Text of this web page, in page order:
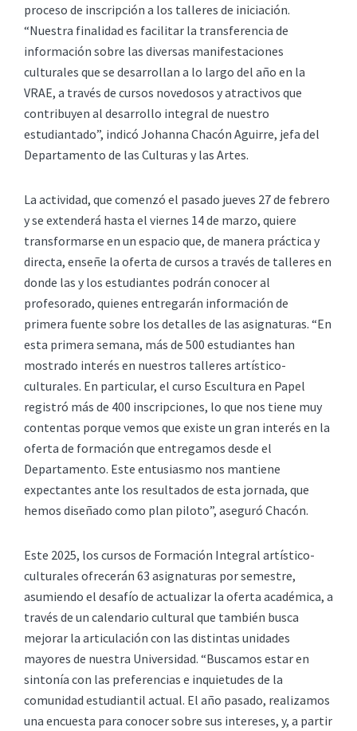
proceso de inscripción a los talleres de iniciación.
“Nuestra finalidad es facilitar la transferencia de
información sobre las diversas manifestaciones
culturales que se desarrollan a lo largo del año en la
VRAE, a través de cursos novedosos y atractivos que
contribuyen al desarrollo integral de nuestro
estudiantado”, indicó Johanna Chacón Aguirre, jefa del
Departamento de las Culturas y las Artes.
La actividad, que comenzó el pasado jueves 27 de febrero
y se extenderá hasta el viernes 14 de marzo, quiere
transformarse en un espacio que, de manera práctica y
directa, enseñe la oferta de cursos a través de talleres en
donde las y los estudiantes podrán conocer al
profesorado, quienes entregarán información de
primera fuente sobre los detalles de las asignaturas. “En
esta primera semana, más de 500 estudiantes han
mostrado interés en nuestros talleres artístico-
culturales. En particular, el curso Escultura en Papel
registró más de 400 inscripciones, lo que nos tiene muy
contentas porque vemos que existe un gran interés en la
oferta de formación que entregamos desde el
Departamento. Este entusiasmo nos mantiene
expectantes ante los resultados de esta jornada, que
hemos diseñado como plan piloto”, aseguró Chacón.
Este 2025, los cursos de Formación Integral artístico-
culturales ofrecerán 63 asignaturas por semestre,
asumiendo el desafío de actualizar la oferta académica, a
través de un calendario cultural que también busca
mejorar la articulación con las distintas unidades
mayores de nuestra Universidad. “Buscamos estar en
sintonía con las preferencias e inquietudes de la
comunidad estudiantil actual. El año pasado, realizamos
una encuesta para conocer sobre sus intereses, y, a partir